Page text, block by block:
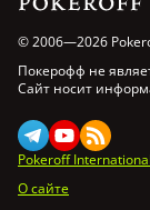
© 2006—2026
Покерофф не
Сайт носит
Pokeroff International
О сайте